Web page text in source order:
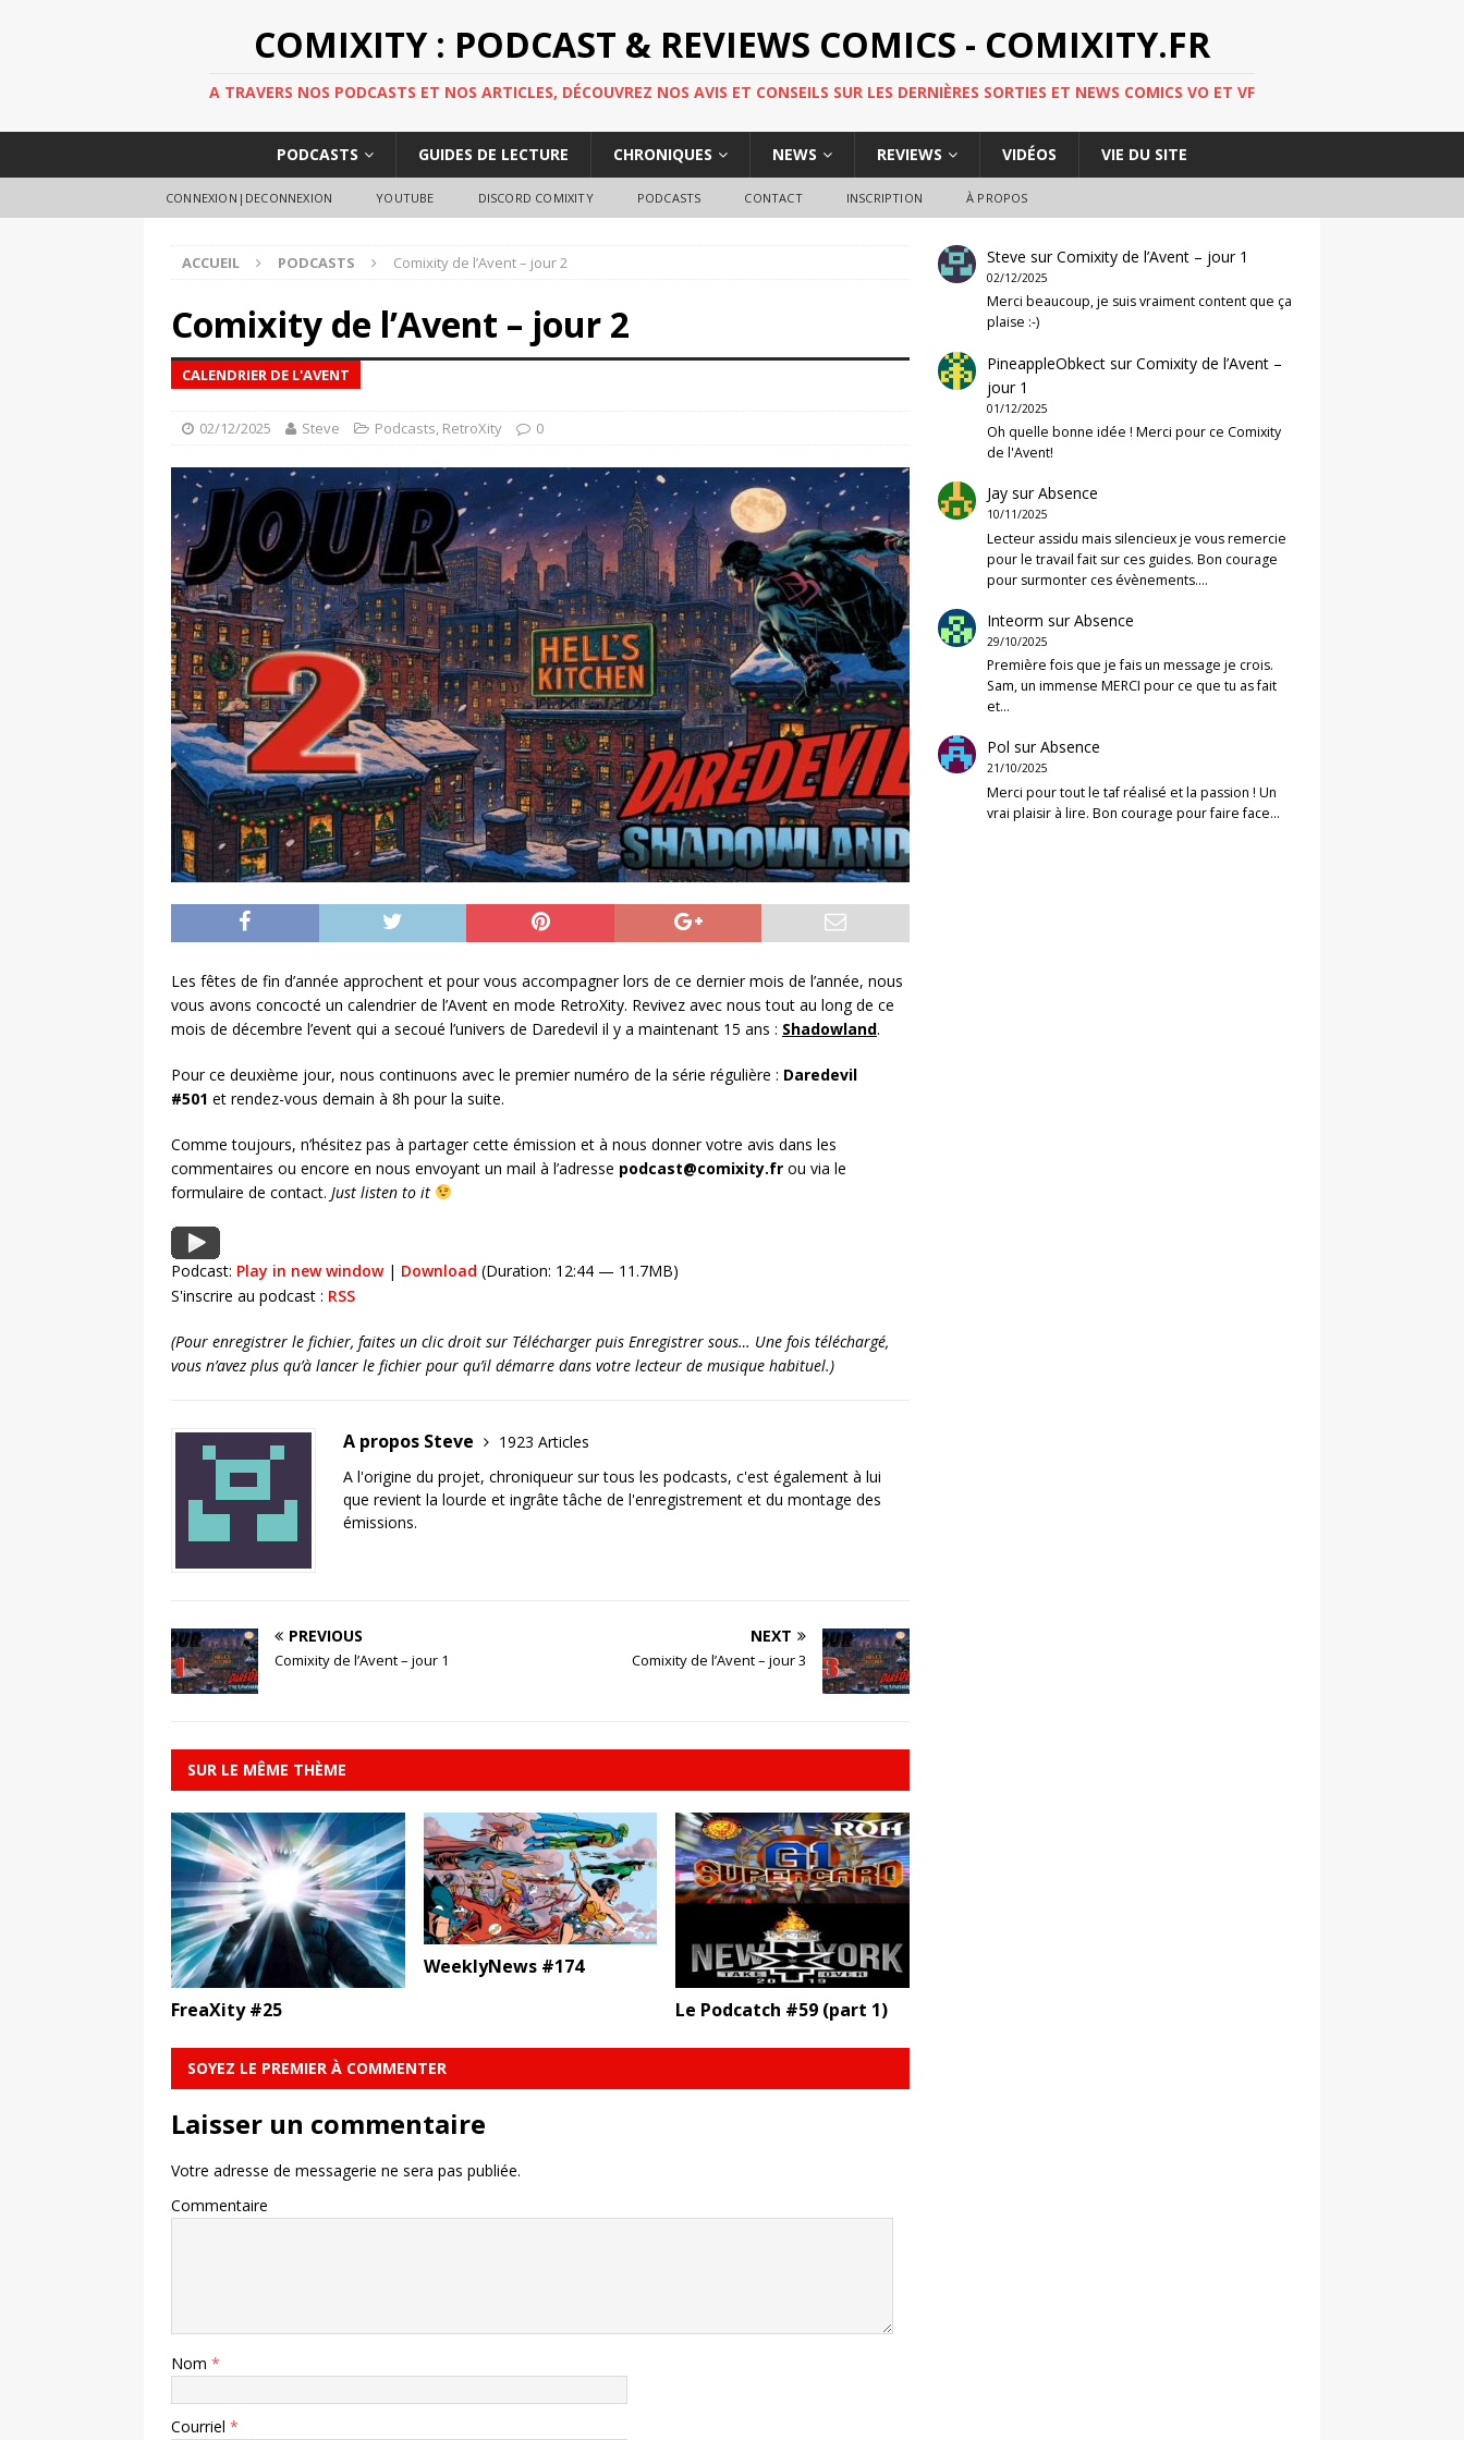
COMIXITY : PODCAST & REVIEWS COMICS - COMIXITY.FR
A TRAVERS NOS PODCASTS ET NOS ARTICLES, DÉCOUVREZ NOS AVIS ET CONSEILS SUR LES DERNIÈRES SORTIES ET NEWS COMICS VO ET VF
PODCASTS GUIDES DE LECTURE CHRONIQUES NEWS REVIEWS VIDÉOS VIE DU SITE
CONNEXION|DECONNEXION YOUTUBE DISCORD COMIXITY PODCASTS CONTACT INSCRIPTION À PROPOS
ACCUEIL PODCASTS Comixity de l’Avent – jour 2
Comixity de l’Avent – jour 2
CALENDRIER DE L'AVENT
02/12/2025 Steve Podcasts, RetroXity 0
Les fêtes de fin d’année approchent et pour vous accompagner lors de ce dernier mois de l’année, nous
vous avons concocté un calendrier de l’Avent en mode RetroXity. Revivez avec nous tout au long de ce
mois de décembre l’event qui a secoué l’univers de Daredevil il y a maintenant 15 ans : Shadowland.
Pour ce deuxième jour, nous continuons avec le premier numéro de la série régulière : Daredevil
#501 et rendez-vous demain à 8h pour la suite.
Comme toujours, n’hésitez pas à partager cette émission et à nous donner votre avis dans les
commentaires ou encore en nous envoyant un mail à l’adresse podcast@comixity.fr ou via le
formulaire de contact. Just listen to it
Podcast: Play in new window| Download (Duration: 12:44 — 11.7MB)
S'inscrire au podcast : RSS
(Pour enregistrer le fichier, faites un clic droit sur Télécharger puis Enregistrer sous… Une fois téléchargé,
vous n’avez plus qu’à lancer le fichier pour qu’il démarre dans votre lecteur de musique habituel.)
A propos Steve
1923 Articles
A l'origine du projet, chroniqueur sur tous les podcasts, c'est également à lui
que revient la lourde et ingrâte tâche de l'enregistrement et du montage des
émissions.
PREVIOUS
Comixity de l’Avent – jour 1
NEXT
Comixity de l’Avent – jour 3
SUR LE MÊME THÈME
FreaXity #25
WeeklyNews #174
Le Podcatch #59 (part 1)
SOYEZ LE PREMIER À COMMENTER
Laisser un commentaire
Votre adresse de messagerie ne sera pas publiée.
Commentaire
Nom *
Courriel *
Steve surComixity de l’Avent – jour 1
02/12/2025
Merci beaucoup, je suis vraiment content que ça
plaise :-)
PineappleObkect surComixity de l’Avent –
jour 1
01/12/2025
Oh quelle bonne idée ! Merci pour ce Comixity
de l'Avent!
Jay surAbsence
10/11/2025
Lecteur assidu mais silencieux je vous remercie
pour le travail fait sur ces guides. Bon courage
pour surmonter ces évènements.…
Inteorm surAbsence
29/10/2025
Première fois que je fais un message je crois.
Sam, un immense MERCI pour ce que tu as fait
et…
Pol surAbsence
21/10/2025
Merci pour tout le taf réalisé et la passion ! Un
vrai plaisir à lire. Bon courage pour faire face…